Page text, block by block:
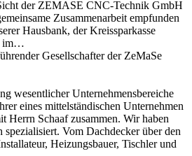
der ZEMASE CNC-Technik GmbH
Zusammenarbeit empfunden
Hausbank, der Kreissparkasse
im…
Gesellschafter der ZeMaSe
wesentlicher Unternehmensbereiche
eines mittelständischen Unternehmen
Herrn Schaaf zusammen. Wir haben
spezialisiert. Vom Dachdecker über den
Heizungsbauer, Tischler und